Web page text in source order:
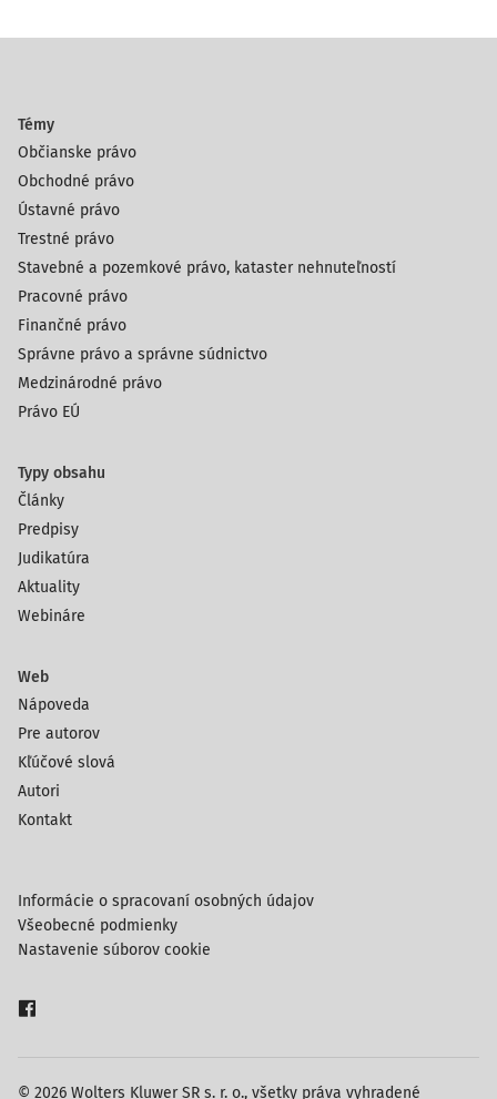
Témy
Občianske právo
Obchodné právo
Ústavné právo
Trestné právo
Stavebné a pozemkové právo, kataster nehnuteľností
Pracovné právo
Finančné právo
Správne právo a správne súdnictvo
Medzinárodné právo
Právo EÚ
Typy obsahu
Články
Predpisy
Judikatúra
Aktuality
Webináre
Web
Nápoveda
Pre autorov
Kľúčové slová
Autori
Kontakt
© 2026 Wolters Kluwer SR s. r. o., všetky práva vyhradené
Informácie o spracovaní osobných údajov
Všeobecné podmienky
Nastavenie súborov cookie